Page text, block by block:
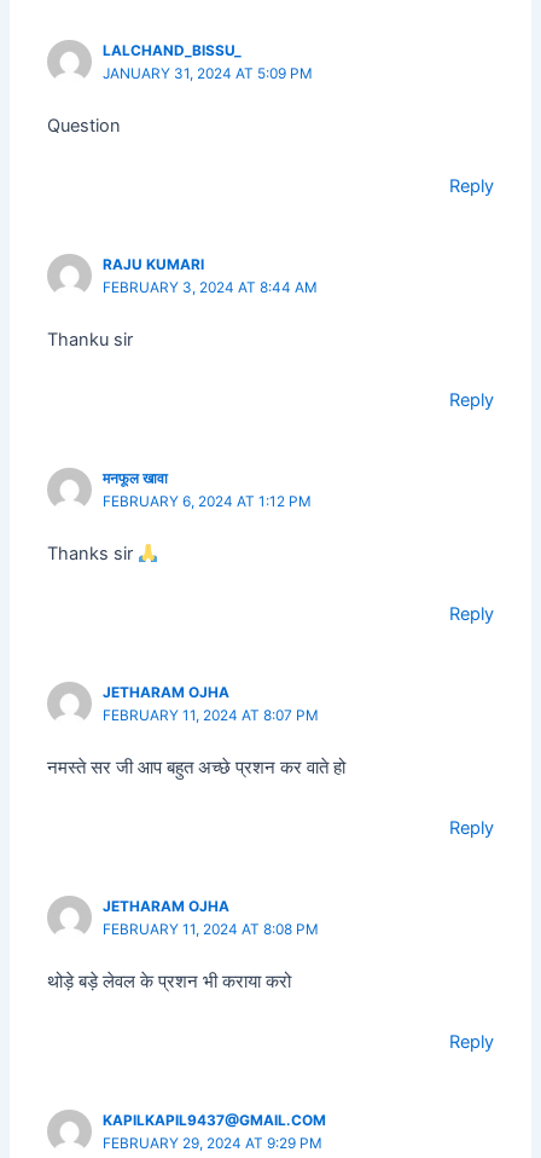
LALCHAND_BISSU_
JANUARY 31, 2024 AT 5:09 PM
Question
Reply
RAJU KUMARI
FEBRUARY 3, 2024 AT 8:44 AM
Thanku sir
Reply
मनफूल खावा
FEBRUARY 6, 2024 AT 1:12 PM
Thanks sir
Reply
JETHARAM OJHA
FEBRUARY 11, 2024 AT 8:07 PM
नमस्ते सर जी आप बहुत अच्छे प्रशन कर वाते हो
Reply
JETHARAM OJHA
FEBRUARY 11, 2024 AT 8:08 PM
थोड़े बड़े लेवल के प्रशन भी कराया करो
Reply
KAPILKAPIL9437@GMAIL.COM
FEBRUARY 29, 2024 AT 9:29 PM